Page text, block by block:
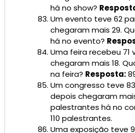
há no show?
Um evento teve 62
chegaram mais 29.
há no evento?
Uma feira recebeu 71
chegaram mais 18.
na feira? Resposta:
Um congresso teve
depois chegaram
palestrantes há no
110 palestrantes.
Uma exposição teve